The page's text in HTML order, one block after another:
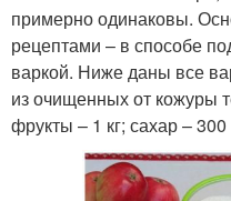
примерно одинаковы.
рецептами – в способе
варкой. Ниже даны все
из очищенных от кожуры
фрукты – 1 кг; сахар – 300